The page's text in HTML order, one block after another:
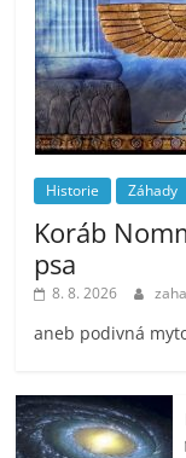
Historie Záhady
Koráb
psa
8. 8. 2026
aneb podivná